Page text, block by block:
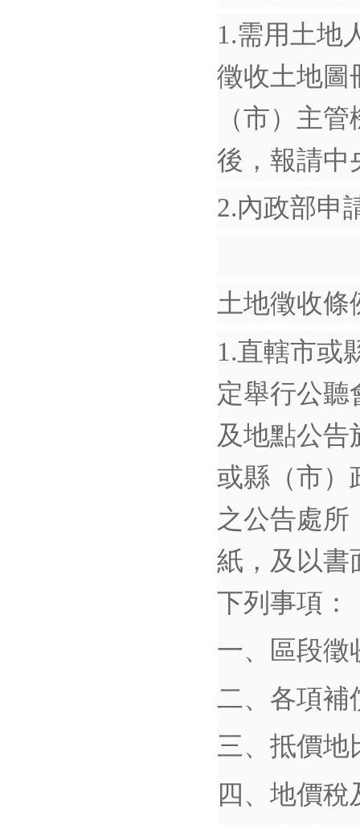
1.需用土地
徵收土地圖
（市）主
後，報請中
2.內政部申
土地徵收條
1.直轄市或
定舉行公聽
及地點公告
或縣（市）
之公告處所
紙，及以書
下列事項：
一、區段徵
二、各項補
三、抵價地
四、地價